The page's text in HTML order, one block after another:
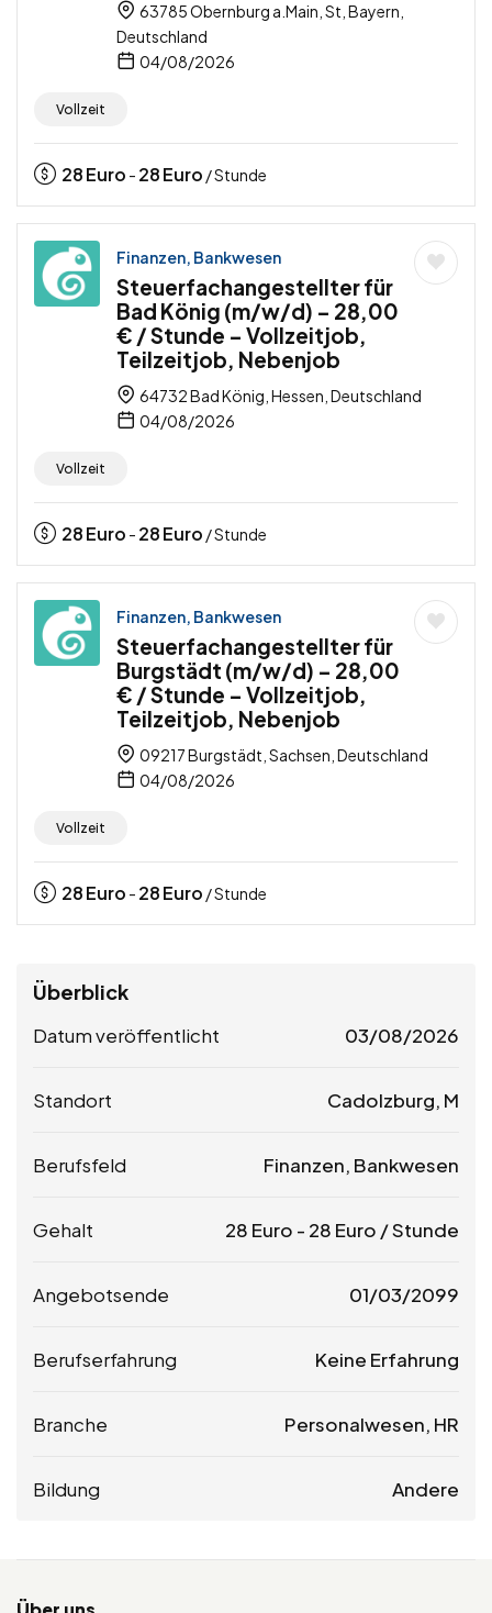
63785 Obernburg a.Main, St, Bayern,
Deutschland
04/08/2026
Vollzeit
28Euro - 28Euro / Stunde
Finanzen, Bankwesen
Steuerfachangestellter für
Bad König (m/w/d) – 28,00
€ / Stunde – Vollzeitjob,
Teilzeitjob, Nebenjob
64732 Bad König, Hessen, Deutschland
04/08/2026
Vollzeit
28Euro - 28Euro / Stunde
Finanzen, Bankwesen
Steuerfachangestellter für
Burgstädt (m/w/d) – 28,00
€ / Stunde – Vollzeitjob,
Teilzeitjob, Nebenjob
09217 Burgstädt, Sachsen, Deutschland
04/08/2026
Vollzeit
28Euro - 28Euro / Stunde
Überblick
Datum veröffentlicht 03/08/2026
Standort Cadolzburg, M
Berufsfeld Finanzen, Bankwesen
Gehalt 28 Euro - 28 Euro / Stunde
Angebotsende 01/03/2099
Berufserfahrung Keine Erfahrung
Branche Personalwesen, HR
Bildung Andere